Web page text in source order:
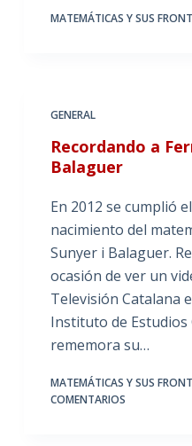
MATEMÁTICAS Y SUS
GENERAL
Recordando a
Balaguer
En 2012 se cumplió
nacimiento del
Sunyer i Balaguer.
ocasión de ver un
Televisión Catalana
Instituto de Estudios
rememora su…
MATEMÁTICAS Y SUS
COMENTARIOS